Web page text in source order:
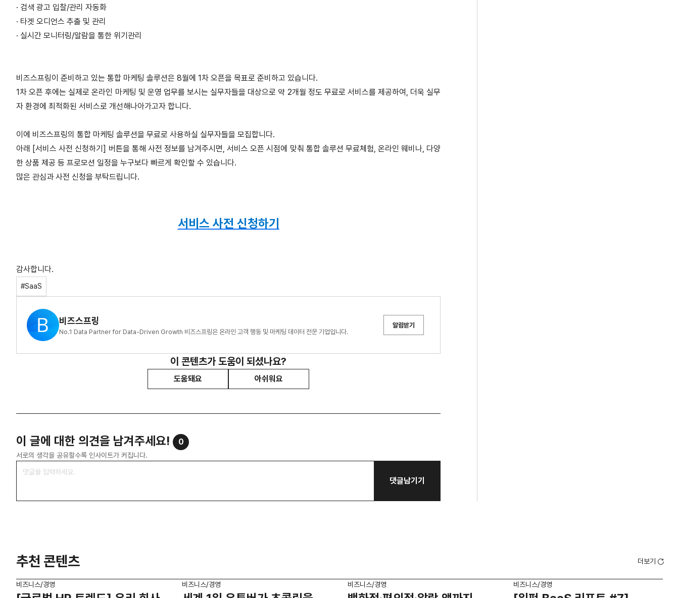
· 검색 광고 입찰/관리 자동화
· 타겟 오디언스 추출 및 관리
· 실시간 모니터링/알람을 통한 위기관리
비즈스프링이 준비하고 있는 통합 마케팅 솔루션은 8월에 1차 오픈을 목표로 준비하고 있습니다.
1차 오픈 후에는 실제로 온라인 마케팅 및 운영 업무를 보시는 실무자들을 대상으로 약 2개월 정도 무료로 서비스를 제공하여, 더욱 실무
자 환경에 최적화된 서비스로 개선해나아가고자 합니다.
이에 비즈스프링의 통합 마케팅 솔루션을 무료로 사용하실 실무자들을 모집합니다.
아래 [서비스 사전 신청하기] 버튼을 통해 사전 정보를 남겨주시면, 서비스 오픈 시점에 맞춰 통합 솔루션 무료체험, 온라인 웨비나, 다양
한 상품 제공 등 프로모션 일정을 누구보다 빠르게 확인할 수 있습니다.
많은 관심과 사전 신청을 부탁드립니다.
서비스 사전 신청하기
감사합니다.
#SaaS
비즈스프링
No.1 Data Partner for Data-Driven Growth 비즈스프링은 온라인 고객 행동 및 마케팅 데이터 전문 기업입니다.
알림받기
이 콘텐츠가 도움이 되셨나요?
도움돼요 아쉬워요
이 글에 대한 의견을 남겨주세요! 0
서로의 생각을 공유할수록 인사이트가 커집니다.
댓글남기기
추천 콘텐츠 더보기
비즈니스/경영 비즈니스/경영 비즈니스/경영 비즈니스/경영